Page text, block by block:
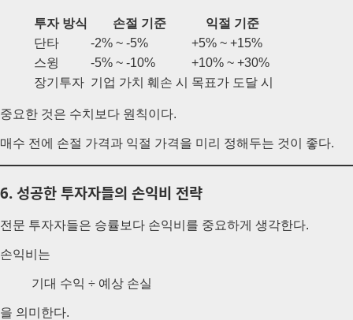
투자 방식 손절 기준
익절 기준
단타
-2% ~ -5%
+5% ~ +15%
스윙
-5% ~ -10%
+10% ~ +30%
장기투자 기업 가치 훼손 시 목표가 도달 시
중요한 것은 수치보다 원칙이다.
매수 전에 손절 가격과 익절 가격을 미리 정해두는 것이 좋다.
6. 성공한 투자자들의 손익비 전략
전문 투자자들은 승률보다 손익비를 중요하게 생각한다.
손익비는
기대 수익 ÷ 예상 손실
을 의미한다.